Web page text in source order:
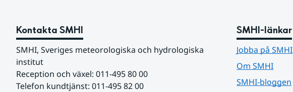
Kontakta SMHI
SMHI, Sveriges meteorologiska och hydrologiska
institut
Reception och växel: 011-495 80 00
Telefon kundtjänst: 011-495 82 00
SMHI-länkar
Jobba på SMHI
Om SMHI
SMHI-bloggen